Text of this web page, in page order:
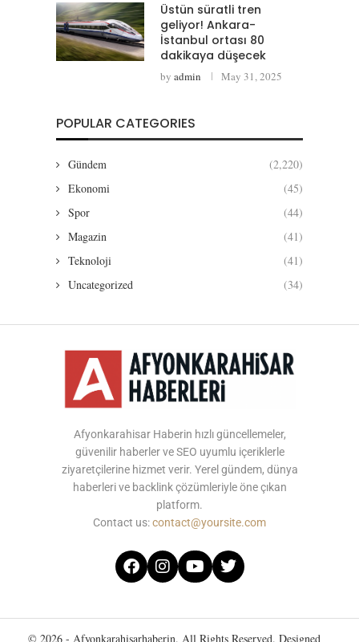
Üstün süratli tren
geliyor! Ankara-
İstanbul ortası 80
dakikaya düşecek
by admin May 31, 2025
POPULAR CATEGORIES
Gündem
(2,220)
Ekonomi
(45)
Spor
(44)
Magazin
(41)
Teknoloji
(41)
Uncategorized
(34)
Afyonkarahisar Haberin hızlı güncellemeler,
güvenilir haberler ve SEO uyumlu içeriklerle
ziyaretçilerine hizmet verir. Yerel gündem, dünya
haberleri ve backlink çözümleriyle öne çıkan
platform.
Contact us:contact@yoursite.com
© 2026 - Afyonkarahisarhaberin. All Rights Reserved. Designed